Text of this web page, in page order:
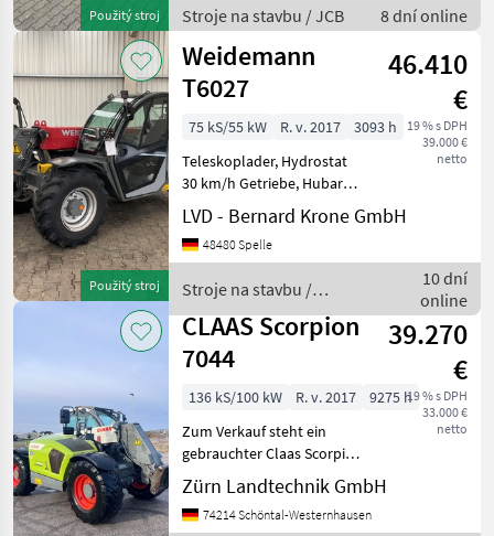
Použitý stroj
ROPS/FOPS-Kabine inkl.
Heizung (0050) K
Stroje na stavbu / JCB 8 dní online
Použitý stroj
Weidemann
T6027
46.410
€
19 % s DPH
39.000 €
netto
75 kS/55 kW R. v. 2017
3093 h
Teleskoplader, Hydrostat
30 km/h Getriebe, Hubarm:
6, 0 m Hubkraft: 2, 70 t,
Allrad, 4-Rad-Lenkung,
Kabine, Aufnahme: Kramer,
Steuerkreis,
LVD - Bernard Krone GmbH
48480 Spelle
Stroje na stavbu /
Weidemann
10 dní
online
CLAAS Scorpion
7044
39.270
€
19 % s DPH
33.000 €
netto
136 kS/100 kW R. v. 2017
9275 h
Zum Verkauf steht ein
gebrauchter Claas Scorpion
Teleskoplader 7040 Baujahr
2017 mit 9275
Betriebsstunden. - 4, 1L 4
Zürn Landtechnik GmbH
74214 Schöntal-Westernhausen